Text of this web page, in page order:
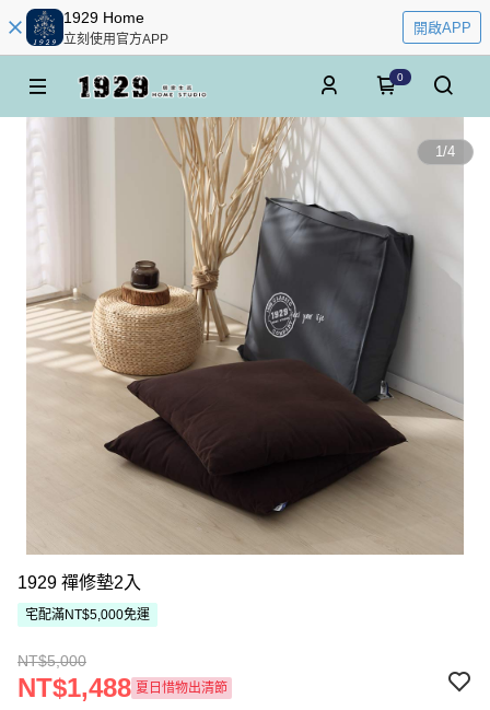
1929 Home
立刻使用官方APP
開啟APP
0
1/4
1929 禪修墊2入
宅配滿NT$5,000免運
NT$5,000
NT$1,488 夏日惜物出清節